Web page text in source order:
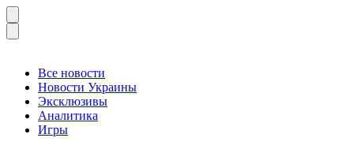
Все новости
Новости Украины
Эксклюзивы
Аналитика
Игры